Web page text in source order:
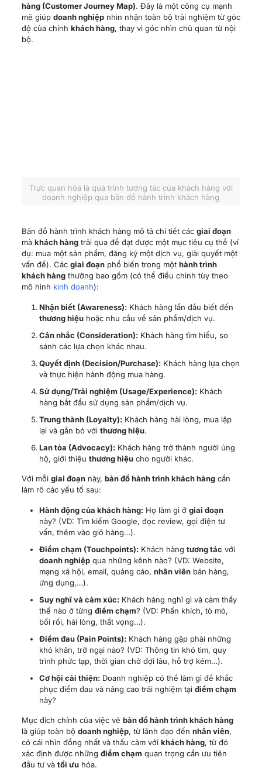
hàng (Customer Journey Map). Đây là một công cụ mạnh
mẽ giúp doanh nghiệpnhìn nhận toàn bộ trải nghiệm từ góc
độ của chính khách hàng, thay vì góc nhìn chủ quan từ nội
bộ.
Nhận biết (Awareness): Khách hàng lần đầu biết đến
thương hiệu
hoặc nhu cầu về sản phẩm/dịch vụ.
sánh các lựa chọn khác nhau.
Quyết định (Decision/Purchase):Khách hàng lựa chọn
và thực hiện hành động mua hàng.
Sử dụng/Trải nghiệm (Usage/Experience): Khách
hàng bắt đầu sử dụng sản phẩm/dịch vụ.
Trung thành (Loyalty):Khách hàng hài lòng, mua lặp
lại và gắn bó vớithương hiệu.
Lan tỏa (Advocacy):Khách hàng trở thành người ủng
hộ, giới thiệuthương hiệucho người khác.
Với mỗigiai đoạnnày,bản đồ hành trình khách hàngcần
làm rõ các yếu tố sau:
Hành động của khách hàng:Họ làm gì ởgiai đoạn
này? (VD: Tìm kiếm Google, đọc review, gọi điện tư
vấn, thêm vào giỏ hàng…).
Điểm chạm (Touchpoints):Khách hàng
doanh nghiệpqua những kênh nào? (VD: Website,
mạng xã hội, email, quảng cáo,nhân viênbán hàng,
Suy nghĩ và cảm xúc:
Khách hàng nghĩ gì và cảm thấy
thế nào ở từng
bối rối, hài lòng, thất vọng…).
Điểm đau (Pain Points):Khách hàng gặp phải những
khó khăn, trở ngại nào? (VD: Thông tin khó tìm, quy
trình phức tạp, thời gian chờ đợi lâu, hỗ trợ kém…).
Cơ hội cải thiện:Doanh nghiệp có thể làm gì để khắc
phục điểm đau và nâng cao trải nghiệm tạiđiểm chạm
này?
Mục đích chính của việc vẽ
bản đồ hành trình khách hàng
là giúp toàn bộ doanh nghiệp , từ lãnh đạo đến nhân viên
có cái nhìn đồng nhất và thấu cảm với
xác định được nhữngđiểm chạmquan trọng cần ưu tiên
đầu tư vàtối ưuhóa.
4.3. Bước 3: Thiết kế và tối ưu trải
nghiệm tại từng điểm chạm
đã có thể xác định rõ ràng nhữngđiểm chạm(touchpoints)
nào là quan trọng nhất, nhữngđiểm chạm nào đang gây ra
nhiều vấn đề hoặc không mang lại trải nghiệm tốt cho
khách hàng. Bước tiếp theo là bắt tay vào việc thiết kế và
tối ưutrải nghiệm tại chính những